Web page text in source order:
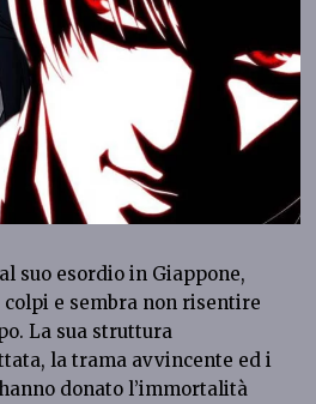
suo esordio in Giappone,
e sembra non risentire
La sua struttura
la trama avvincente ed i
donato l’immortalità